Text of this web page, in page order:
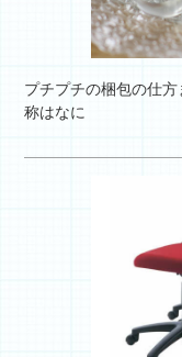
プチプチの梱包の仕
称はなに